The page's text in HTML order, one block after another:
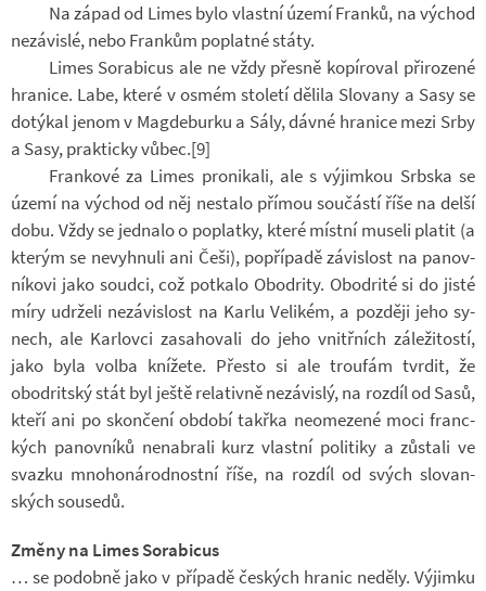
Na západ od Limes bylo vlastní území Franků, na vý­chod
ne­zá­vislé, nebo Fran­kům po­platné státy.
Limes So­ra­bicus ale ne vždy přesně ko­pí­ro­val při­ro­zené
hra­nice. Labe, které v osmém sto­letí dě­lila Slo­vany a Sasy se
do­tý­kal jenom v Mag­de­burku a Sály, dávné hra­nice mezi Srby
a Sasy, prak­ticky vůbec.[9]
Fran­kové za Limes pro­ni­kali, ale s vý­jim­kou Srb­ska se
území na vý­chod od něj ne­stalo pří­mou sou­částí říše na delší
dobu. Vždy se jed­nalo o po­platky, které místní mu­seli pla­tit (a
kte­rým se ne­vy­hnuli ani Češi), po­pří­padě zá­vis­lost na pa­nov­
ní­kovi jako soudci, což po­tkalo Obodrity. Obodrité si do jisté
míry udr­želi ne­zá­vis­lost na Karlu Ve­li­kém, a poz­ději jeho sy­
nech, ale Kar­lovci za­sa­ho­vali do jeho vnitř­ních zá­le­ži­tostí,
jako byla volba kní­žete. Přesto si ale trou­fám tvr­dit, že
obodrit­ský stát byl ještě re­la­tivně ne­zá­vislý, na roz­díl od Sasů,
kteří ani po skon­čení ob­dobí takřka ne­o­me­zené moci franc­
kých pa­nov­níků ne­na­brali kurz vlastní po­li­tiky a zů­stali ve
svazku mno­ho­ná­rod­nostní říše, na roz­díl od svých slo­van­
ských sou­sedů.
Změny na Limes Sorabicus
… se po­dobně jako v pří­padě čes­kých hra­nic ne­děly. Vý­jimku